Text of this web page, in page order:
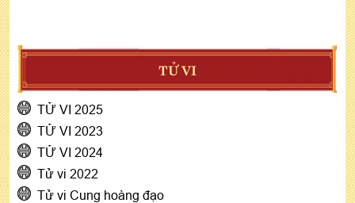
TỬ VI
TỬ VI 2025
TỬ VI 2023
TỬ VI 2024
Tử vi 2022
Tử vi Cung hoàng đạo